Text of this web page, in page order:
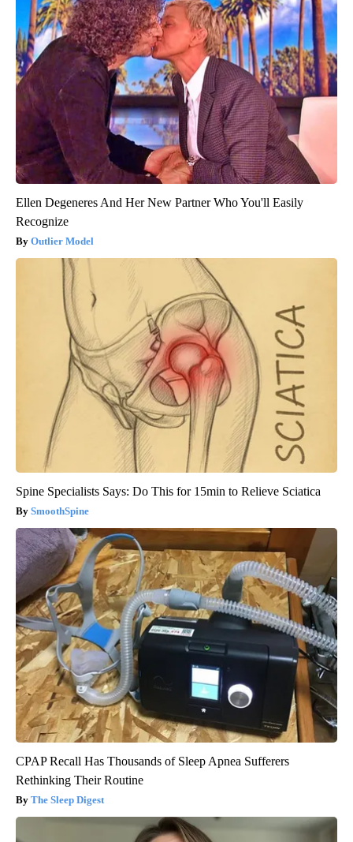
Ellen Degeneres And Her New Partner Who You'll Easily
Recognize
Outlier Model
Spine Specialists Says: Do This for 15min to Relieve Sciatica
SmoothSpine
CPAP Recall Has Thousands of Sleep Apnea Sufferers
Rethinking Their Routine
The Sleep Digest